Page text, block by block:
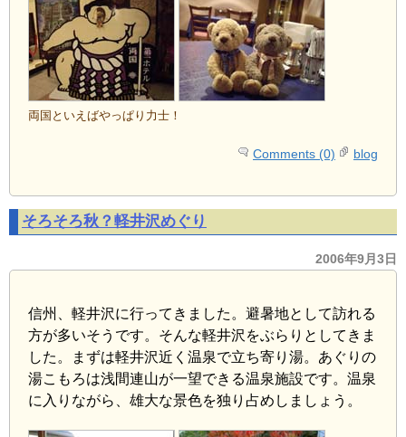
両国といえばやっぱり力士！
Comments (0) blog
そろそろ秋？軽井沢めぐり
2006年9月3日
信州、軽井沢に行ってきました。避暑地として訪れる
方が多いそうです。そんな軽井沢をぶらりとしてきま
した。まずは軽井沢近く温泉で立ち寄り湯。あぐりの
湯こもろは浅間連山が一望できる温泉施設です。温泉
に入りながら、雄大な景色を独り占めしましょう。